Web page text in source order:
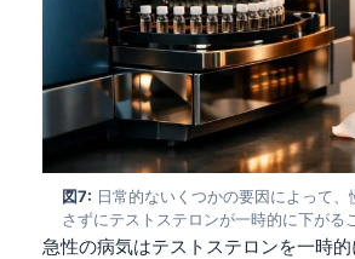
図7: 日常的ないくつかの要因によって
さずにテストステロンが一時的に下がる
急性の病気はテストステロンを一時
Tiếng Việt
Tagalog
ไทย
ဗမာစာ
ភាសាខ្មែរ
Kiswahili